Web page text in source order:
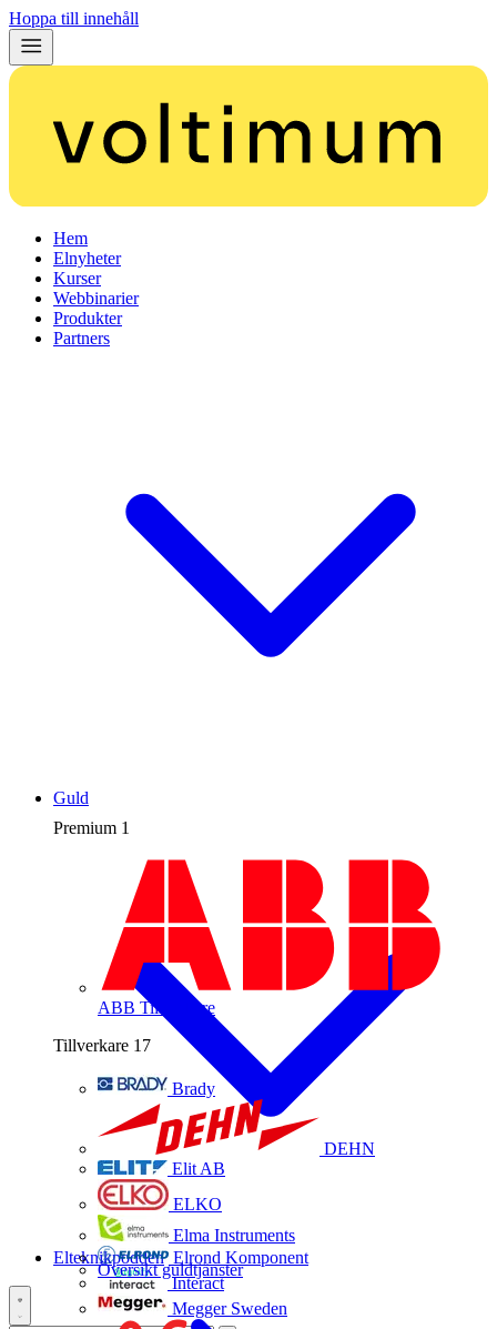
Hoppa till innehåll
Hem
Elnyheter
Kurser
Webbinarier
Produkter
Partners
Premium 1
ABB Tillverkare
Tillverkare 17
Brady
DEHN
Elit AB
ELKO
Elma Instruments
Elrond Komponent
Interact
Megger Sweden
Guld
Översikt guldtjänster
Elteknikpodden